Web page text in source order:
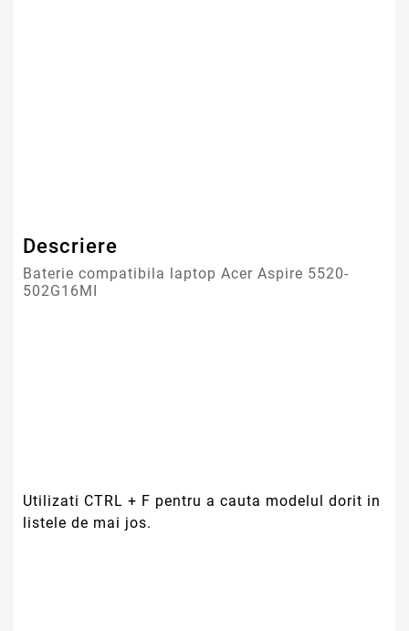
Descriere
Baterie compatibila laptop Acer Aspire 5520-
502G16MI
Utilizati CTRL + F pentru a cauta modelul dorit in
listele de mai jos.